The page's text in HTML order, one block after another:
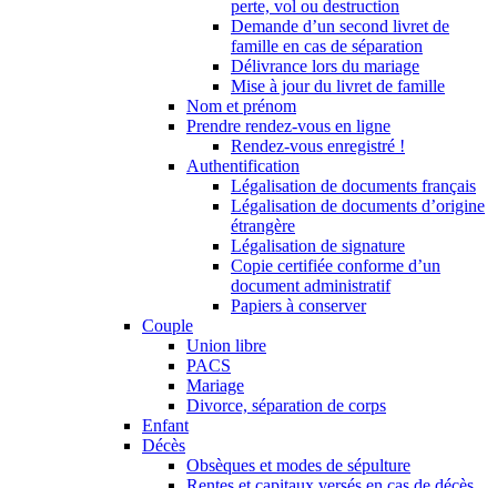
perte, vol ou destruction
Demande d’un second livret de
famille en cas de séparation
Délivrance lors du mariage
Mise à jour du livret de famille
Nom et prénom
Prendre rendez-vous en ligne
Rendez-vous enregistré !
Authentification
Légalisation de documents français
Légalisation de documents d’origine
étrangère
Légalisation de signature
Copie certifiée conforme d’un
document administratif
Papiers à conserver
Couple
Union libre
PACS
Mariage
Divorce, séparation de corps
Enfant
Décès
Obsèques et modes de sépulture